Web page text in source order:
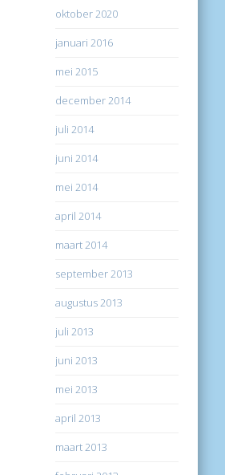
oktober 2020
januari 2016
mei 2015
december 2014
juli 2014
juni 2014
mei 2014
april 2014
maart 2014
september 2013
augustus 2013
juli 2013
juni 2013
mei 2013
april 2013
maart 2013